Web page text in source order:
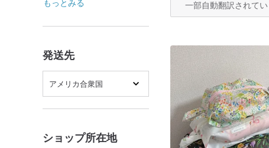
もっとみる
発送先
アメリカ合衆国
ショップ所在地
一部自動翻訳されて